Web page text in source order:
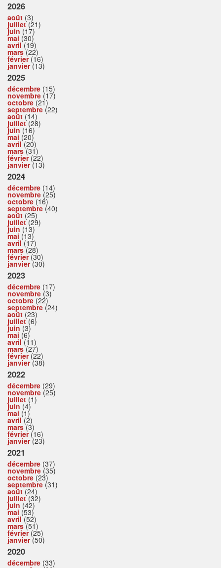
2026
août (3)
juillet(21)
juin (17)
mai (30)
avril(19)
mars(22)
février(16)
janvier(13)
2025
décembre (15)
novembre (17)
octobre (21)
septembre (22)
août (14)
juillet(28)
juin (16)
mai (20)
avril(20)
mars(31)
février(22)
janvier(13)
2024
décembre (14)
novembre (25)
octobre (16)
septembre (40)
août (25)
juillet(29)
juin (13)
mai (13)
avril(17)
mars(28)
février(30)
janvier(30)
2023
décembre (17)
novembre (3)
octobre (22)
septembre (24)
août (23)
juillet(6)
juin (3)
mai (6)
avril(11)
mars(27)
février(22)
janvier(38)
2022
décembre (29)
novembre (25)
juillet (1)
juin (4)
mai (1)
avril(2)
mars(3)
février(16)
janvier(23)
2021
décembre (37)
novembre (35)
octobre (23)
septembre (31)
août (24)
juillet(32)
juin (42)
mai (53)
avril(52)
mars(51)
février(25)
janvier(50)
2020
décembre (33)